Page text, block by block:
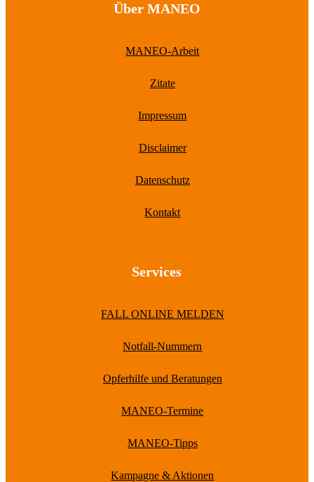
Über MANEO
MANEO-Arbeit
Zitate
Impressum
Disclaimer
Datenschutz
Kontakt
Services
FALL ONLINE MELDEN
Notfall-Nummern
Opferhilfe und Beratungen
MANEO-Termine
MANEO-Tipps
Kampagne & Aktionen